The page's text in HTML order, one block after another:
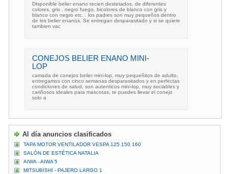
DIsponible belier enano recien destetados, de diferentes
colores, gris , negro fuego, bicolores de blanco con gris y
blanco con negro etc. . los padres son muy pequeños dentro
de los belier enanos. Se entregan desparasitado y si se quiere
tambien vac
CONEJOS BELIER ENANO MINI-
LOP
camada de conejos belier mini-lop, muy pequeñitos de adulto,
entregamos con cinco semanas desparasitados y en perfectas
condiciones de salud, son autenticos mini-lop, muy sociables y
cariñosos ideales para mascotas, te puedes llevar el conejo
solo a
Al día anuncios clasificados
TAPA MOTOR VENTILADOR VESPA 125 150 160
SALÓN DE ESTÉTICA NATALIA
AIWA - AIWA 5
MITSUBISHI - PAJERO LARGO 1